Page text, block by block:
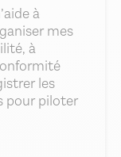
à
mes
à
les
pour piloter